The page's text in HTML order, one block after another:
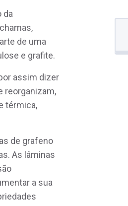
da
de uma
e grafite.
assim dizer
reorganizam,
térmica,
de grafeno
As lâminas
a sua